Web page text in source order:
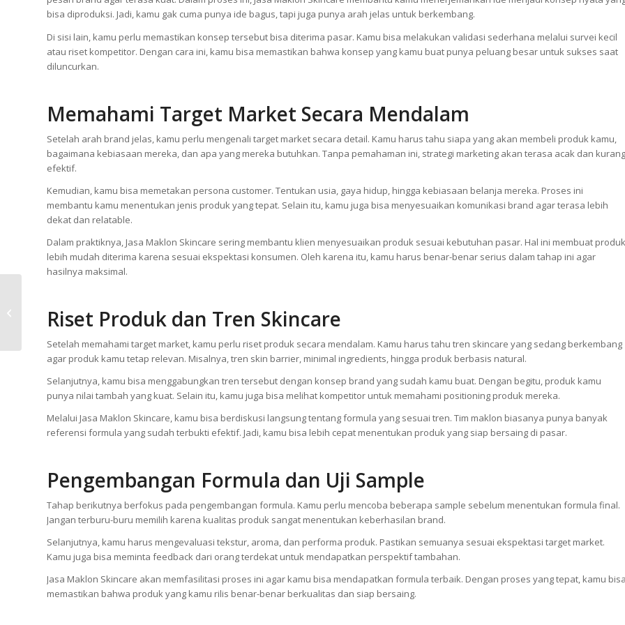
diselesaikan, serta value yang ingin kamu tawarkan.
Selanjutnya, kamu bisa mulai menyusun karakter brand. Gunakan tone yang konsisten, pilih nama yang mudah diingat, lalu arahkan
pesan brand agar terasa kuat. Dalam proses ini, Jasa Maklon Skincare membantu kamu menerjemahkan ide menjadi konsep nyata yang
bisa diproduksi. Jadi, kamu gak cuma punya ide bagus, tapi juga punya arah jelas untuk berkembang.
diluncurkan.
Memahami Target Market Secara Mendalam
Setelah arah brand jelas, kamu perlu mengenali target market secara detail. Kamu harus tahu siapa yang akan membeli produk kamu,
bagaimana kebiasaan mereka, dan apa yang mereka butuhkan. Tanpa pemahaman ini, strategi marketing akan terasa acak dan kurang
efektif.
Kemudian, kamu bisa memetakan persona customer. Tentukan usia, gaya hidup, hingga kebiasaan belanja mereka. Proses ini
membantu kamu menentukan jenis produk yang tepat. Selain itu, kamu juga bisa menyesuaikan komunikasi brand agar terasa lebih
dekat dan relatable.
hasilnya maksimal.
Riset Produk dan Tren Skincare
Setelah memahami target market, kamu perlu riset produk secara mendalam. Kamu harus tahu tren skincare yang sedang berkembang
Selanjutnya, kamu bisa menggabungkan tren tersebut dengan konsep brand yang sudah kamu buat. Dengan begitu, produk kamu
referensi formula yang sudah terbukti efektif. Jadi, kamu bisa lebih cepat menentukan produk yang siap bersaing di pasar.
Pengembangan Formula dan Uji Sample
Tahap berikutnya berfokus pada pengembangan formula. Kamu perlu mencoba beberapa sample sebelum menentukan formula final.
Selanjutnya, kamu harus mengevaluasi tekstur, aroma, dan performa produk. Pastikan semuanya sesuai ekspektasi target market.
Produk Siap Dikirim ke